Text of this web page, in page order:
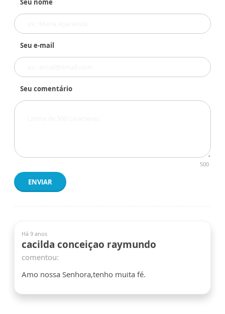
Seu nome
Seu e-mail
Seu comentário
500
ENVIAR
Há 9 anos
cacilda conceiçao raymundo
comentou:
Amo nossa Senhora,tenho muita fé.